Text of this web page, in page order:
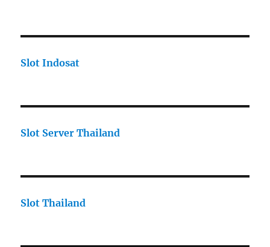
Slot Indosat
Slot Server Thailand
Slot Thailand